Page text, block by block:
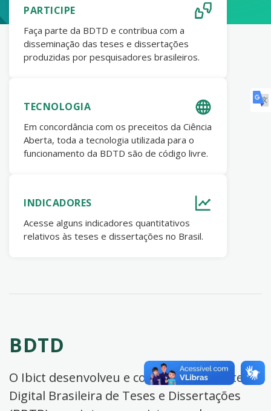
PARTICIPE
Faça parte da BDTD e contribua com a
disseminação das teses e dissertações
produzidas por pesquisadores brasileiros.
TECNOLOGIA
Em concordância com os preceitos da Ciência
Aberta, toda a tecnologia utilizada para o
funcionamento da BDTD são de código livre.
INDICADORES
Acesse alguns indicadores quantitativos
relativos às teses e dissertações no Brasil.
BDTD
O Ibict desenvolveu e coordena a Biblioteca
Digital Brasileira de Teses e Dissertações